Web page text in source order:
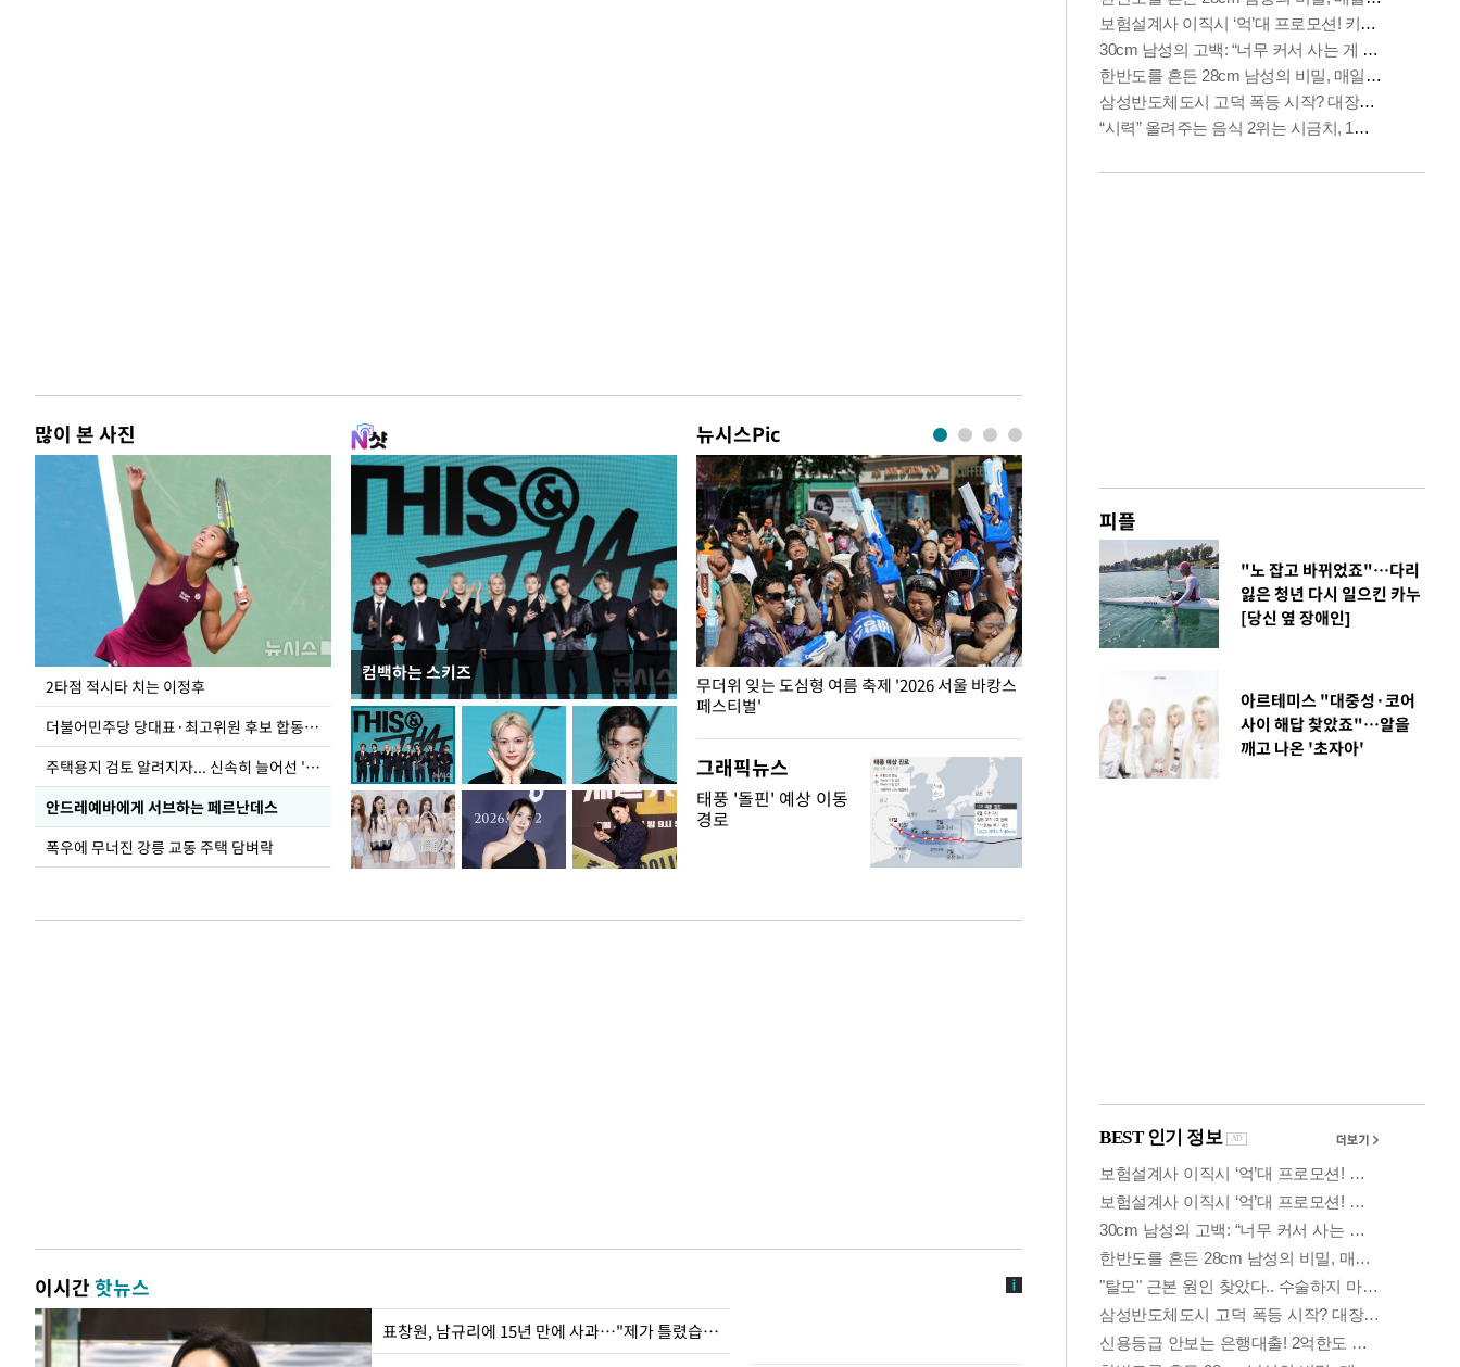
많이 본 사진
2타점 적시타 치는 이정후
더불어민주당 당대표·최고위원 후보 합동연설회
주택용지 검토 알려지자... 신속히 늘어선 '근조화환'
안드레예바에게 서브하는 페르난데스
폭우에 무너진 강릉 교동 주택 담벼락
컴백하는 스키즈
뉴시스Pic
청와대 일주일
무더위 잊는 도심형 여름 축제 '2026 서울 바캉스
페스티벌'
용산어린이정원 앞 즐비한 근조화환, 왜?
그래픽뉴스
태풍 '돌핀' 예상 이동
경로
이시간핫뉴스
표창원, 남규리에 15년 만에 사과…"제가 틀렸습니다"
피플
"노 잡고 바뀌었죠"…다리
잃은 청년 다시 일으킨 카누
[당신 옆 장애인]
아르테미스 "대중성·코어
사이 해답 찾았죠"…알을
깨고 나온 '초자아'